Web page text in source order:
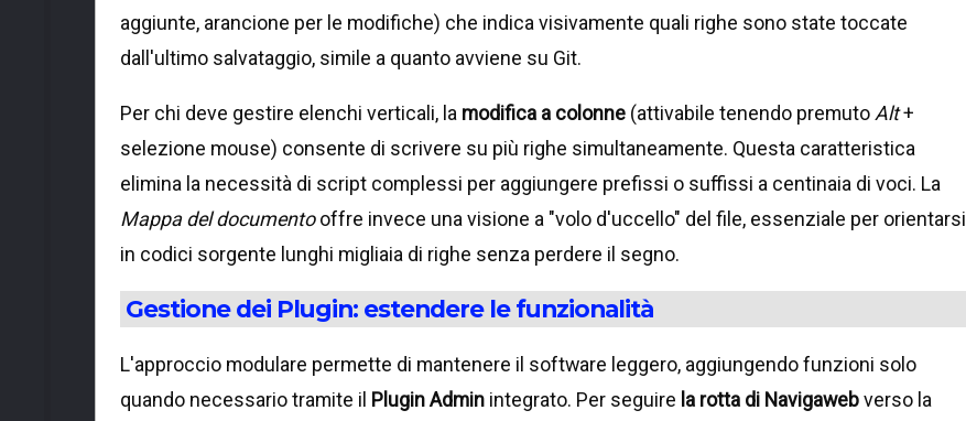
aggiunte, arancione per le modifiche) che indica visivamente quali righe sono state toccate
dall'ultimo salvataggio, simile a quanto avviene su Git.
Per chi deve gestire elenchi verticali, la modifica a colonne (attivabile tenendo premuto Alt+
selezione mouse) consente di scrivere su più righe simultaneamente. Questa caratteristica
elimina la necessità di script complessi per aggiungere prefissi o suffissi a centinaia di voci. La
Mappa del documentooffre invece una visione a "volo d'uccello" del file, essenziale per orientarsi
in codici sorgente lunghi migliaia di righe senza perdere il segno.
Gestione dei Plugin: estendere le funzionalità
L'approccio modulare permette di mantenere il software leggero, aggiungendo funzioni solo
quando necessario tramite il Plugin Admin integrato. Per seguire la rotta di Navigawebverso la